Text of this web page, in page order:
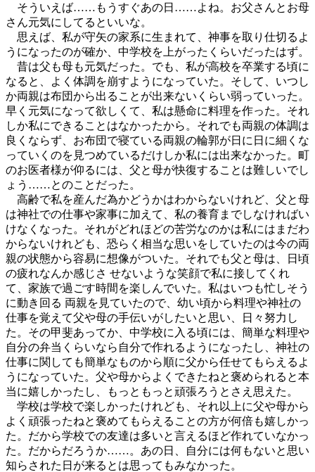
そういえば……もうすぐあの日……よね。お父さんとお母
さん元気にしてるといいな。
思えば、私が守矢の家系に生まれて、神事を取り仕切るよ
うになったのが確か、中学校を上がったくらいだったはず。
昔は父も母も元気だった。でも、私が高校を卒業する頃に
なると、よく体調を崩すようになっていた。そして、いつし
か両親は布団から出ることが出来ないくらい弱っていった。
早く元気になって欲しくて、私は懸命に料理を作った。それ
しか私にできることはなかったから。それでも両親の体調は
良くならず、お布団で寝ている両親の輪郭が日に日に細くな
っていくのを見つめているだけしか私には出来なかった。町
のお医者様が仰るには、父と母が快復することは難しいでし
ょう……とのことだった。
高齢で私を産んだ為かどうかはわからないけれど、父と母
は神社での仕事や家事に加えて、私の養育までしなければい
けなくなった。それがどれほどの苦労なのかは私にはまだわ
からないけれども、恐らく相当な思いをしていたのは今の両
親の状態から容易に想像がついた。それでも父と母は、日頃
の疲れなんか感じさ せないような笑顔で私に接してくれ
て、家族で過ごす時間を楽しんでいた。私はいつも忙しそう
に動き回る 両親を見ていたので、幼い頃から料理や神社の
仕事を覚えて父や母の手伝いがしたいと思い、日々努力し
た。その甲斐あってか、中学校に入る頃には、簡単な料理や
自分の弁当くらいなら自分で作れるようになったし、神社の
仕事に関しても簡単なものから順に父から任せてもらえるよ
うになっていた。父や母からよくできたねと褒められると本
当に嬉しかったし、もっともっと頑張ろうとさえ思えた。
学校は学校で楽しかったけれども、それ以上に父や母から
よく頑張ったねと褒めてもらえることの方が何倍も嬉しかっ
た。だから学校での友達は多いと言えるほど作れていなかっ
た。だからだろうか……。あの日、自分には何もないと思い
知らされた日が来るとは思ってもみなかった。